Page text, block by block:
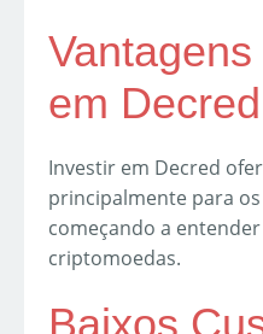
em Decred
Investir em Decred
principalmente para
começando a
criptomoedas.
Baixos